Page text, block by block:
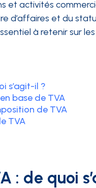
et activités
d’affaires et du
à retenir sur
s’agit-il ?
base de TVA
de TVA
TVA
: de quoi